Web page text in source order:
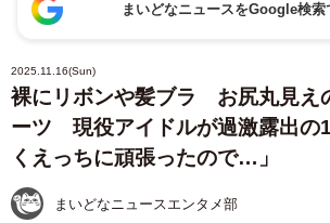
まいどなニュースをGoogle検索
2025.11.16(Sun)
裸にリボンや髪ブラ お尻丸見え
ーツ 現役アイドルが過激露出の
くえっちに頑張ったので…」
まいどなニュースエンタメ部